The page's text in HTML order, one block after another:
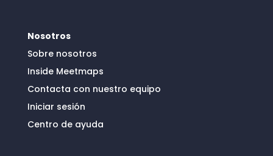
Nosotros
Sobre nosotros
Inside Meetmaps
Contacta con nuestro equipo
Iniciar sesión
Centro de ayuda